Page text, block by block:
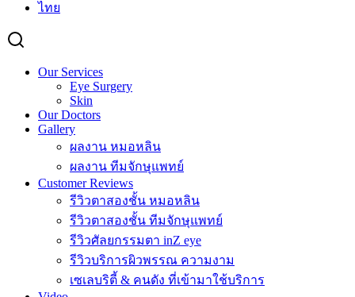
ไทย
Our Services
Eye Surgery
Skin
Our Doctors
Gallery
ผลงาน หมอหลิน
ผลงาน ทีมจักษุแพทย์
Customer Reviews
รีวิวตาสองชั้น หมอหลิน
รีวิวตาสองชั้น ทีมจักษุแพทย์
รีวิวศัลยกรรมตา inZ eye
รีวิวบริการผิวพรรณ ความงาม
เซเลบริตี้ & คนดัง ที่เข้ามาใช้บริการ